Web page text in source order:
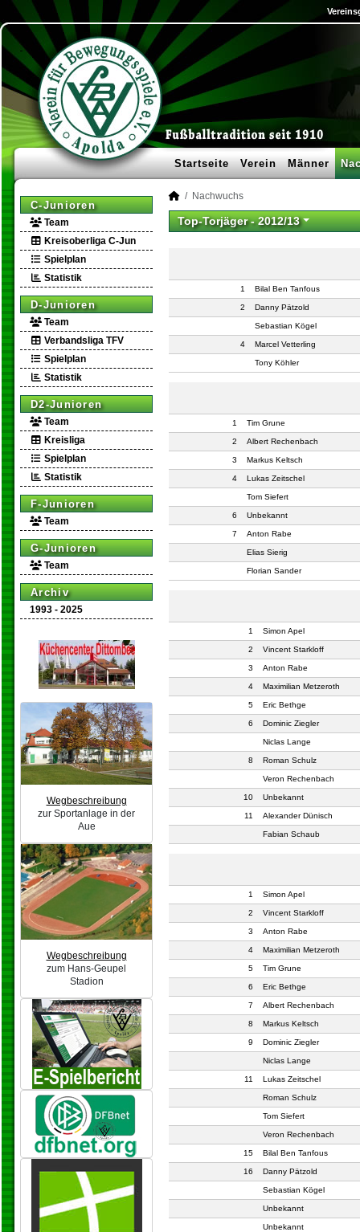
Startseite Verein Männer
C-Junioren
Team
Kreisoberliga C-Jun
Spielplan
Statistik
D-Junioren
Team
Verbandsliga TFV
Spielplan
Statistik
D2-Junioren
Team
Kreisliga
Spielplan
Statistik
F-Junioren
Team
G-Junioren
Team
Archiv
1993 - 2025
Wegbeschreibung
zur Sportanlage in der
Aue
Wegbeschreibung
zum Hans-Geupel
Stadion
Nachwuchs
Top-Torjäger -2012/13
1 Bilal Ben Tanfous
2 Danny Pätzold
Sebastian Kögel
4 Marcel Vetterling
Tony Köhler
1 Tim Grune
2 Albert Rechenbach
3 Markus Keltsch
4 Lukas Zeitschel
Tom Siefert
6 Unbekannt
7 Anton Rabe
Elias Sierig
Florian Sander
1 Simon Apel
2 Vincent Starkloff
3 Anton Rabe
4 Maximilian Metzeroth
5 Eric Bethge
6 Dominic Ziegler
Niclas Lange
8 Roman Schulz
Veron Rechenbach
10 Unbekannt
11 Alexander Dünisch
Fabian Schaub
1 Simon Apel
2 Vincent Starkloff
3 Anton Rabe
4 Maximilian Metzeroth
5 Tim Grune
6 Eric Bethge
7 Albert Rechenbach
8 Markus Keltsch
9 Dominic Ziegler
Niclas Lange
11 Lukas Zeitschel
Roman Schulz
Tom Siefert
Veron Rechenbach
15 Bilal Ben Tanfous
16 Danny Pätzold
Sebastian Kögel
Unbekannt
Unbekannt